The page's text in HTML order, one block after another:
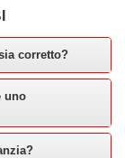
corretto?
uno